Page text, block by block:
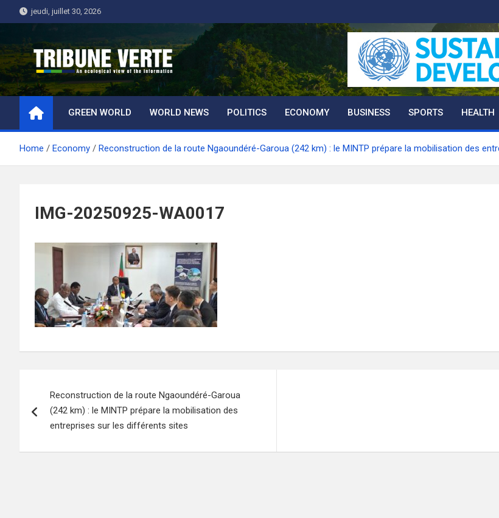
to
jeudi, juillet 30, 2026
Tribune Verte
Un regard écologique de l'information
GREEN WORLD WORLD NEWS POLITICS ECONOMY BUSINESS SPORTS HEALTH
Home Economy Reconstruction de la route Ngaoundéré-Garoua (242 km) : le MINTP prépare la mobilisation des
IMG-20250925-WA0017
de
l’article
Reconstruction de la route Ngaoundéré-Garoua
(242 km) : le MINTP prépare la mobilisation des
entreprises sur les différents sites